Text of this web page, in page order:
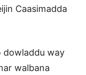
Caasimadda
dowladdu way
walbana